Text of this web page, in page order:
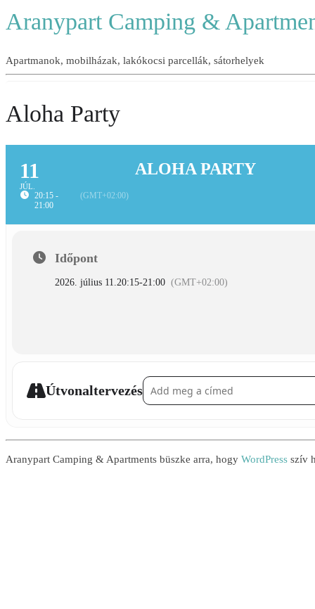
Aranypart Camping &
Apartmanok, mobilházak, lakókocsi parcellák, sátorhelyek
Aloha Party
11
JÚL.
20:15 -
21:00
(GMT+02:00)
ALOHA PARTY
Időpont
2026. július 11. 20:15-21:00 (GMT+02:00)
ÚtvonaltervezésAddress - Aloha Party []
Aranypart Camping & Apartments büszke arra, hogy WordPress szív